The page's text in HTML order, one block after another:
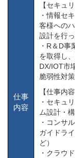
仕事
内容
【セキュ
・情報セ
客様への
設計を行っ
・R＆D
を取得し
DX/IOT市
脆弱性対
【仕事内
・セキュ
ム設計・
・コンサ
ガイドラ
ど）
・クラウ